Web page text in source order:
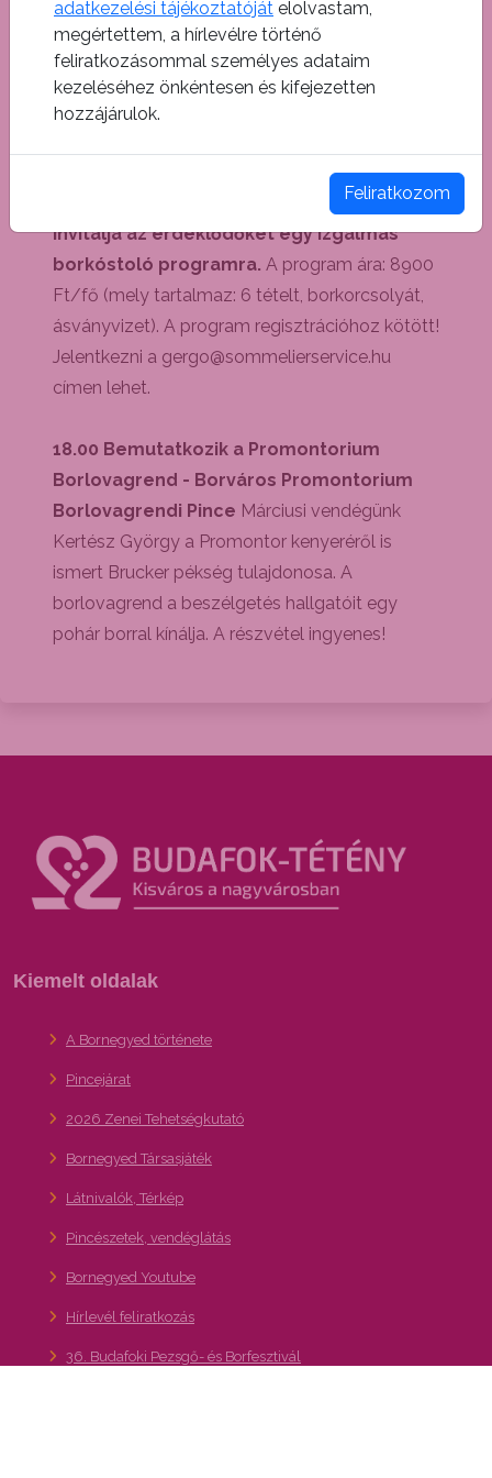
Március 1-én tartandó programjaink
regisztrációhoz kötöttek . Részvételi
szándékuk jelezését az
15:00 órakor Bitai Gergely sommelier
invitálja az érdeklődőket egy izgalmas
borkóstoló programra. A program ára: 8900
Ft/fő (mely tartalmaz: 6 tételt, borkorcsolyát,
ásványvizet). A program regisztrációhoz kötött!
Jelentkezni a gergo@sommelierservice.hu
címen lehet.
18.00 Bemutatkozik a Promontorium
Borlovagrend - Borváros Promontorium
Borlovagrendi Pince Márciusi vendégünk
Kertész György a Promontor kenyeréről is
ismert Brucker pékség tulajdonosa. A
borlovagrend a beszélgetés hallgatóit egy
pohár borral kínálja. A részvétel ingyenes!
Kiemelt oldalak
A Bornegyed története
Pincejárat
2026 Zenei Tehetségkutató
Bornegyed Társasjáték
Látnivalók, Térkép
Pincészetek, vendéglátás
Bornegyed Youtube
Hírlevél feliratkozás
36. Budafoki Pezsgő- és Borfesztivál
adatkezelési tájékoztatóját elolvastam,
megértettem, a hírlevélre történő
feliratkozásommal személyes adataim
kezeléséhez önkéntesen és kifejezetten
hozzájárulok.
Feliratkozom